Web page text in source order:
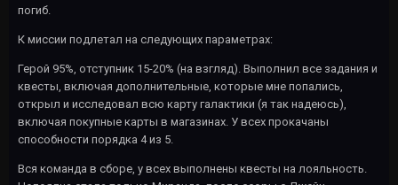
погиб.
К миссии подлетал на следующих параметрах:
Герой 95%, отступник 15-20% (на взгляд). Выполнил все задания и
квесты, включая дополнительные, которые мне попались,
открыл и исследовал всю карту галактики (я так надеюсь),
включая покупные карты в магазинах. У всех прокачаны
способности порядка 4 из 5.
Вся команда в сборе, у всех выполнены квесты на лояльность.